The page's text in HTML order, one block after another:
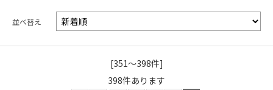
並べ替え
[351～398件]
398件あります